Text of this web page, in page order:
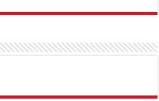
TipobetMatadorbetMariobet